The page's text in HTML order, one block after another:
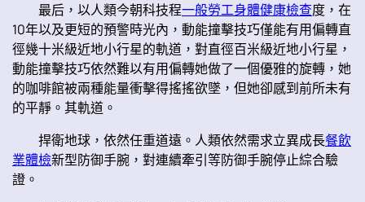
最后，以人類今朝科技程一般勞工身體健康檢查度，在
10年以及更短的預警時光內，動能撞擊技巧僅能有用偏轉直
徑幾十米級近地小行星的軌道，對直徑百米級近地小行星，
動能撞擊技巧依然難以有用偏轉她做了一個優雅的旋轉，她
的咖啡館被兩種能量衝擊得搖搖欲墜，但她卻感到前所未有
的平靜。其軌道。
捍衛地球，依然任重道遠。人類依然需求立異成長餐飲
業體檢新型防御手腕，對連續牽引等防御手腕停止綜合驗
證。